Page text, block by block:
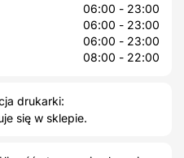
06:00 - 23:00
06:00 - 23:00
06:00 - 23:00
08:00 - 22:00
drukarki:
się w sklepie.